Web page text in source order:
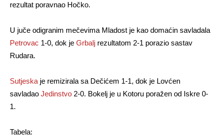
rezultat poravnao Hočko.
U juče odigranim mečevima Mladost je kao domaćin savladala
Petrovac 1-0, dok je Grbalj rezultatom 2-1 porazio sastav
Rudara.
Sutjeska je remizirala sa Dečićem 1-1, dok je Lovćen
savladao Jedinstvo 2-0. Bokelj je u Kotoru poražen od Iskre 0-
1.
Tabela: